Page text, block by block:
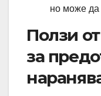
но може да
Ползи
за